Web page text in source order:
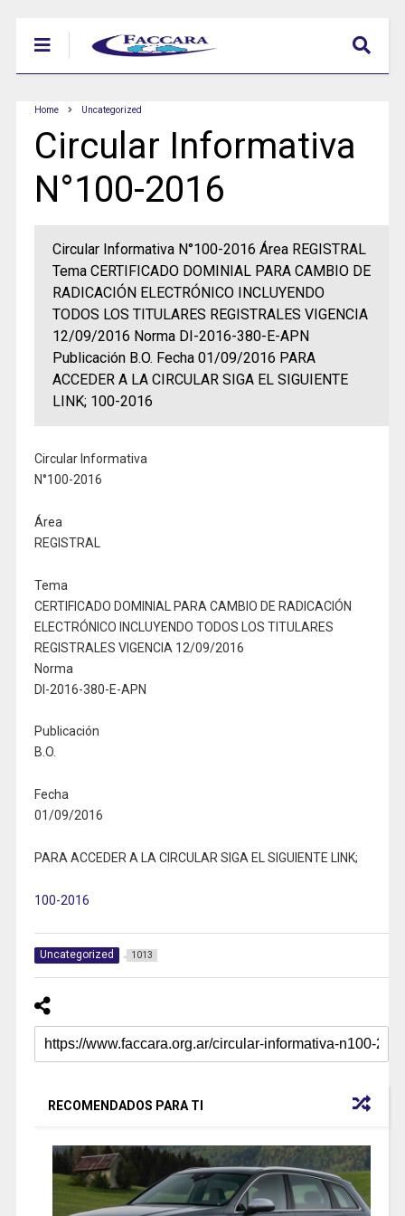
Home Uncategorized
Circular Informativa
N°100-2016
Circular Informativa N°100-2016 Área REGISTRAL
Tema CERTIFICADO DOMINIAL PARA CAMBIO DE
RADICACIÓN ELECTRÓNICO INCLUYENDO
TODOS LOS TITULARES REGISTRALES VIGENCIA
12/09/2016 Norma DI-2016-380-E-APN
Publicación B.O. Fecha 01/09/2016 PARA
ACCEDER A LA CIRCULAR SIGA EL SIGUIENTE
LINK; 100-2016
Circular Informativa
N°100-2016
Área
REGISTRAL
Tema
CERTIFICADO DOMINIAL PARA CAMBIO DE RADICACIÓN
ELECTRÓNICO INCLUYENDO TODOS LOS TITULARES
REGISTRALES VIGENCIA 12/09/2016
Norma
DI-2016-380-E-APN
Publicación
B.O.
Fecha
01/09/2016
PARA ACCEDER A LA CIRCULAR SIGA EL SIGUIENTE LINK;
100-2016
Uncategorized 1013
RECOMENDADOS PARA TI